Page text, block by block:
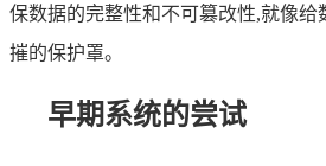
保数据的完整性和不可篡改性,就像给
摧的保护罩。
早期系统的尝试